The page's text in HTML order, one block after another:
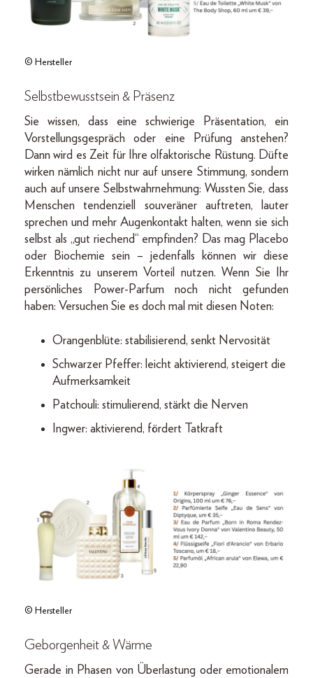
© Hersteller
Selbstbewusstsein & Präsenz
Sie wissen, dass eine schwierige Präsentation, ein
Vorstellungsgespräch oder eine Prüfung anstehen?
Dann wird es Zeit für Ihre olfaktorische Rüstung. Düfte
wirken nämlich nicht nur auf unsere Stimmung, sondern
auch auf unsere Selbstwahrnehmung: Wussten Sie, dass
Menschen tendenziell souveräner auftreten, lauter
sprechen und mehr Augenkontakt halten, wenn sie sich
selbst als „gut riechend“ empfinden? Das mag Placebo
oder Biochemie sein – jedenfalls können wir diese
Erkenntnis zu unserem Vorteil nutzen. Wenn Sie Ihr
persönliches Power-Parfum noch nicht gefunden
haben: Versuchen Sie es doch mal mit diesen Noten:
Orangenblüte: stabilisierend, senkt Nervosität
Schwarzer Pfeffer: leicht aktivierend, steigert die
Aufmerksamkeit
Patchouli: stimulierend, stärkt die Nerven
Ingwer: aktivierend, fördert Tatkraft
© Hersteller
Geborgenheit & Wärme
Gerade in Phasen von Überlastung oder emotionalem